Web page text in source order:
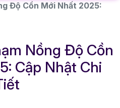
Độ Cồn Mới Nhất 2025:
Nồng Độ Cồn
Cập Nhật Chi